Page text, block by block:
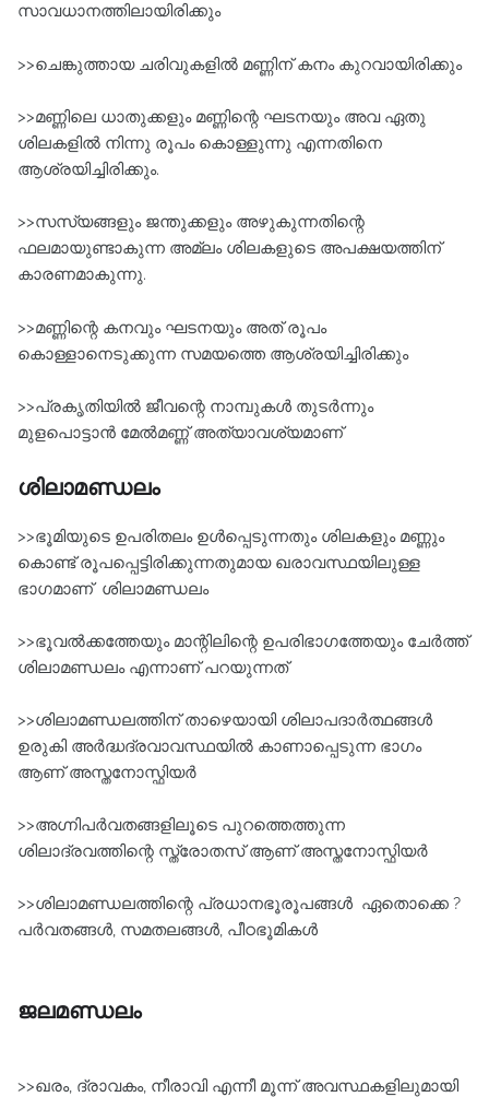
സാവധാനത്തിലായിരിക്കും
>>ചെങ്കുത്തായ ചരിവുകളിൽ മണ്ണിന് കനം കുറവായിരിക്കും
>>മണ്ണിലെ ധാതുക്കളും മണ്ണിന്റെ ഘടനയും അവ ഏതു
ശിലകളിൽ നിന്നു രൂപം കൊള്ളുന്നു എന്നതിനെ
ആശ്രയിച്ചിരിക്കും.
>>സസ്യങ്ങളും ജന്തുക്കളും അഴുകുന്നതിന്റെ
ഫലമായുണ്ടാകുന്ന അമ്ലം ശിലകളുടെ അപക്ഷയത്തിന്‌
കാരണമാകുന്നു.
>>മണ്ണിന്റെ കനവും ഘടനയും അത് രൂപം
കൊള്ളാനെടുക്കുന്ന സമയത്തെ ആശ്രയിച്ചിരിക്കും
>>പ്രകൃതിയിൽ ജീവന്റെ നാമ്പുകൾ തുടർന്നും
മുളപൊട്ടാൻ മേൽമണ്ണ് അത്യാവശ്യമാണ്
ശിലാമണ്ഡലം
>>ഭൂമിയുടെ ഉപരിതലം ഉൾപ്പെടുന്നതും ശിലകളും മണ്ണും
കൊണ്ട്‌ രൂപപ്പെട്ടിരിക്കുന്നതുമായ ഖരാവസ്ഥയിലുള്ള
ഭാഗമാണ് ശിലാമണ്ഡലം
>>ഭൂവൽക്കത്തേയും മാന്റിലിന്റെ ഉപരിഭാഗത്തേയും ചേർത്ത്
ശിലാമണ്ഡലം എന്നാണ് പറയുന്നത്
>>ശിലാമണ്ഡലത്തിന് താഴെയായി ശിലാപദാർത്ഥങ്ങൾ
ഉരുകി അർദ്ധദ്രവാവസ്ഥയിൽ കാണാപ്പെടുന്ന ഭാഗം
ആണ് അസ്തനോസ്ഫിയർ
>>അഗ്നിപർവതങ്ങളിലൂടെ പുറത്തെത്തുന്ന
ശിലാദ്രവത്തിന്റെ സ്ത്രോതസ് ആണ് അസ്തനോസ്ഫിയർ
>>ശിലാമണ്ഡലത്തിന്റെ പ്രധാനഭൂരൂപങ്ങൾ ഏതൊക്കെ ?
പർവതങ്ങൾ, സമതലങ്ങൾ, പീഠഭൂമികൾ
ജലമണ്ഡലം
>>ഖരം, ദ്രാവകം, നീരാവി എന്നീ മൂന്ന് അവസ്ഥകളിലുമായി